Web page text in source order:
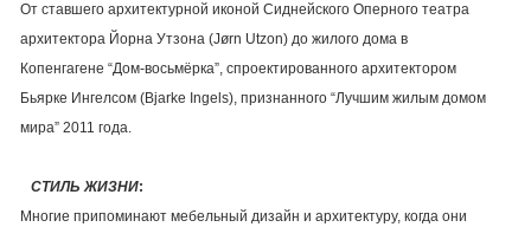
От ставшего архитектурной иконой Сиднейского Оперного театра
архитектора Йорна Утзона (Jørn Utzon) до жилого дома в
Копенгагене “Дом-восьмёрка”, спроектированного архитектором
Бьярке Ингелсом (Bjarke Ingels), признанного “Лучшим жилым домом
мира” 2011 года.
СТИЛЬ ЖИЗНИ:
Многие припоминают мебельный дизайн и архитектуру, когда они